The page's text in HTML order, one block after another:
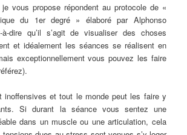
vous propose répondent au protocole de «
du 1er degré » élaboré par Alphonso
à-dire qu’il s’agit de visualiser des choses
et idéalement les séances se réalisent en
exceptionnellement vous pouvez les faire
inoffensives et tout le monde peut les faire y
Si durant la séance vous sentez une
dans un muscle ou une articulation, cela